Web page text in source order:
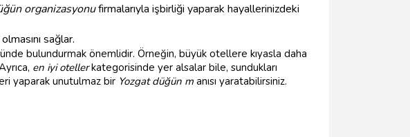
organizasyonufirmalarıyla işbirliği yaparak hayallerinizdeki
sağlar.
bulundurmak önemlidir. Örneğin, büyük otellere kıyasla daha
en iyi otellerkategorisinde yer alsalar bile, sundukları
yaparak unutulmaz bir Yozgat düğün m anısı yaratabilirsiniz.